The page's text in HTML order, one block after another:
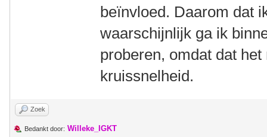
beïnvloed. Daarom dat
waarschijnlijk ga ik
proberen, omdat dat
kruissnelheid.
Zoek
Bedankt door: Willeke_IGKT